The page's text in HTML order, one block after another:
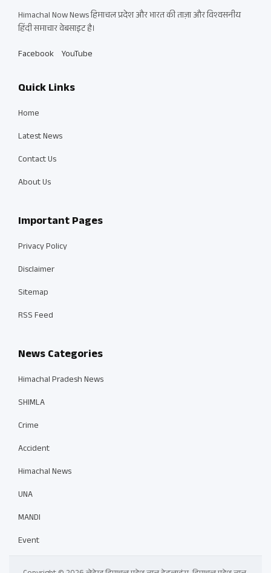
Himachal Now News हिमाचल प्रदेश और भारत की ताज़ा और विश्वसनीय
हिंदी समाचार वेबसाइट है।
Facebook YouTube
Quick Links
Home
Latest News
Contact Us
About Us
Important Pages
Privacy Policy
Disclaimer
Sitemap
RSS Feed
News Categories
Himachal Pradesh News
SHIMLA
Crime
Accident
Himachal News
UNA
MANDI
Event